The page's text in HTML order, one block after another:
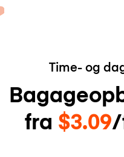
Time- og
fra $3.09